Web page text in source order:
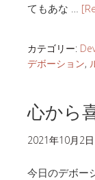
てもあな …
カテゴリー:
デボーション,
心から
2021年10月2日
今日のデボー